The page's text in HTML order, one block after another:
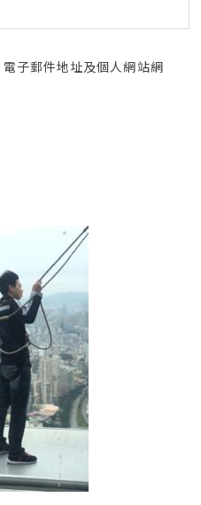
子郵件地址及個人網站網